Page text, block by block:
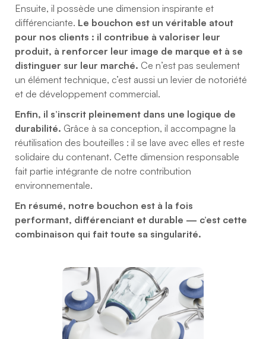
Ensuite, il possède une dimension inspirante et
différenciante. Le bouchon est un véritable atout
pour nos clients : il contribue à valoriser leur
produit, à renforcer leur image de marque et à se
distinguer sur leur marché. Ce n’est pas seulement
un élément technique, c’est aussi un levier de notoriété
et de développement commercial.
Enfin, il s’inscrit pleinement dans une logique de
durabilité. Grâce à sa conception, il accompagne la
réutilisation des bouteilles : il se lave avec elles et reste
solidaire du contenant. Cette dimension responsable
fait partie intégrante de notre contribution
environnementale.
En résumé, notre bouchon est à la fois
performant, différenciant et durable — c’est cette
combinaison qui fait toute sa singularité.